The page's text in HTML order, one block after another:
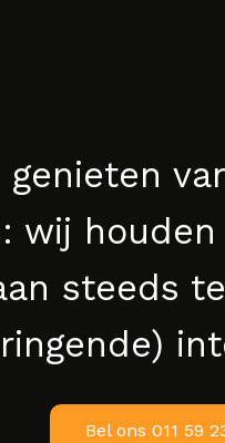
genieten
wij
steeds
Bel ons 011 59